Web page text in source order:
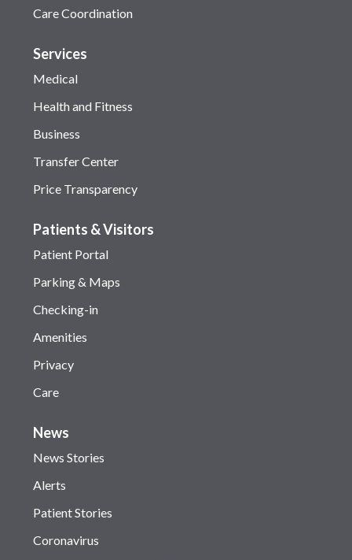
Care Coordination
Services
Medical
Health and Fitness
Business
Transfer Center
Price Transparency
Patients & Visitors
Patient Portal
Parking & Maps
Checking-in
Amenities
Privacy
Care
News
News Stories
Alerts
Patient Stories
Coronavirus